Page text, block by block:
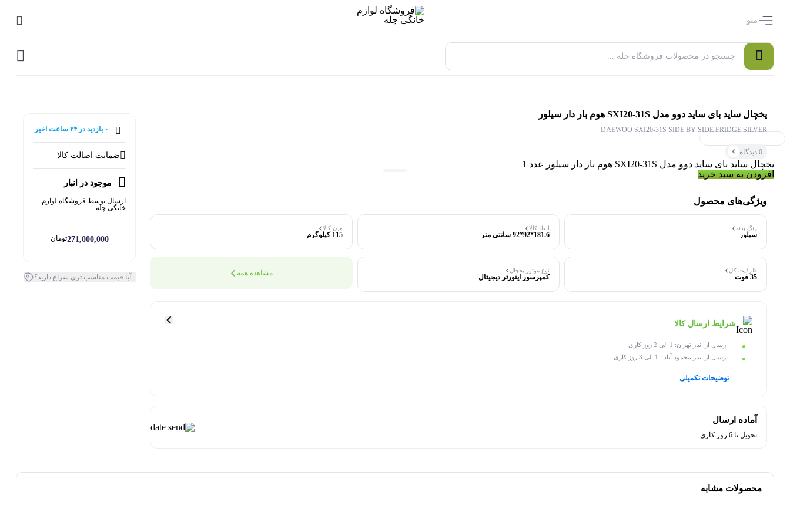
منو
0
یخچال ساید بای ساید دوو مدل SXI20-31S هوم بار دار سیلور
DAEWOO SXI20-31S SIDE BY SIDE FRIDGE SILVER
0 دیدگاه
یخچال ساید بای ساید دوو مدل SXI20-31S هوم بار دار سیلور عدد
افزودن به سبد خرید
ویژگی‌های محصول
رنگ بدنه
سیلور
ابعاد کالا
181.6*92*92 سانتی متر
وزن کالا
115 کیلوگرم
ظرفیت کل
35 فوت
نوع موتور یخچال
کمپرسور اینورتر دیجیتال مشاهده همه
شرایط ارسال کالا
ارسال از انبار تهران: 1 الی 2 روز کاری
ارسال از انبار محمود آباد : 1 الی 3 روز کاری
توضیحات تکمیلی
آماده ارسال
تحویل تا 6 روز کاری
۰ بازدید در ۲۴ ساعت اخیر
۰ خریدار در ۱ ماه اخیر
ضمانت اصالت کالا
موجود در انبار
ارسال توسط فروشگاه لوازم
خانگی چله
271,000,000تومان
آیا قیمت مناسب تری سراغ دارید؟
محصولات مشابه